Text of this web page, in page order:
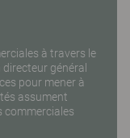
à travers le
général
pour mener à
assument
commerciales